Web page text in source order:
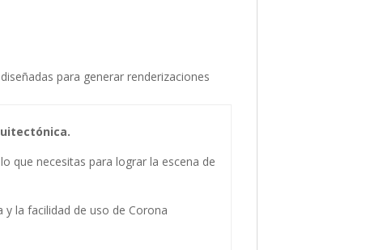
para generar renderizaciones
que necesitas para lograr la escena de
la facilidad de uso de Corona